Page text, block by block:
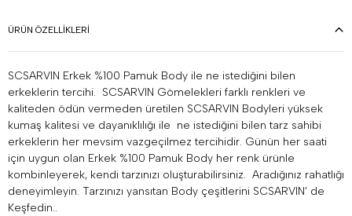
ÜRÜN ÖZELLIKLERI
SCSARVIN Erkek %100 Pamuk Body ile ne istediğini bilen
erkeklerin tercihi. SCSARVIN Gömelekleri farklı renkleri ve
kaliteden ödün vermeden üretilen SCSARVIN Bodyleri yüksek
kumaş kalitesi ve dayanıklılığı ile ne istediğini bilen tarz sahibi
erkeklerin her mevsim vazgeçilmez tercihidir. Günün her saati
için uygun olan Erkek %100 Pamuk Body her renk ürünle
kombinleyerek, kendi tarzınızı oluşturabilirsiniz. Aradığınız rahatlığı
deneyimleyin. Tarzınızı yansıtan Body çeşitlerini SCSARVIN’ de
Keşfedin..